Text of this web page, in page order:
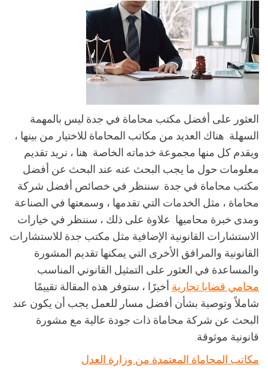
العثور على أفضل مكتب محاماة في جدة ليس بالمهمة
السهلة. هناك العديد من مكاتب المحاماة للاختيار من بينها ،
ويقدم كل منها مجموعة خدماته الخاصة. هنا ، نريد تقديم
معلومات حول ما يجب البحث عنه عند البحث عن أفضل
مكتب محاماة في جدة. سننظر في خصائص أفضل شركة
محاماة ، مثل الخدمات التي تقدمها ، وسمعتها في الصناعة
ومدى خبرة محاميها. علاوة على ذلك ، سننظر في خيارات
الاستشارات القانونية الإضافية مثل مكتب جدة للاستشارات
القانونية والمرافق الأخرى التي يمكنها تقديم المشورة
والمساعدة في العثور على التمثيل القانوني المناسب.
محامي قضايا تجارية أخيرًا ، ستوفر هذه المقالة تقييمًا
شاملاً وتوصية بشأن أفضل مسار للعمل يجب أن يكون عند
البحث عن شركة محاماة ذات جودة عالية مع مشورة
قانونية موثوقة.
مكاتب المحاماة المعتمدة من وزارة العدل